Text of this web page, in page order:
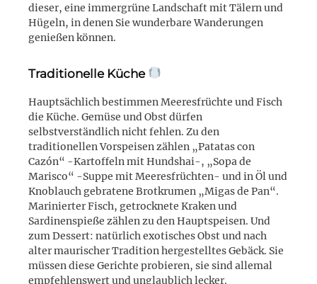
dieser, eine immergrüne Landschaft mit Tälern und
Hügeln, in denen Sie wunderbare Wanderungen
genießen können.
Traditionelle Küche
Hauptsächlich bestimmen Meeresfrüchte und Fisch
die Küche. Gemüse und Obst dürfen
selbstverständlich nicht fehlen. Zu den
traditionellen Vorspeisen zählen „Patatas con
Cazón“ -Kartoffeln mit Hundshai-, „Sopa de
Marisco“ -Suppe mit Meeresfrüchten- und in Öl und
Knoblauch gebratene Brotkrumen „Migas de Pan“.
Marinierter Fisch, getrocknete Kraken und
Sardinenspieße zählen zu den Hauptspeisen. Und
zum Dessert: natürlich exotisches Obst und nach
alter maurischer Tradition hergestelltes Gebäck. Sie
müssen diese Gerichte probieren, sie sind allemal
empfehlenswert und unglaublich lecker.